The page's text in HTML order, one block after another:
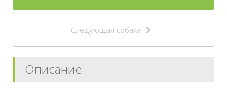
Следующая собака
Описание